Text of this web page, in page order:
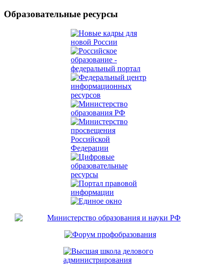
Образовательные ресурсы